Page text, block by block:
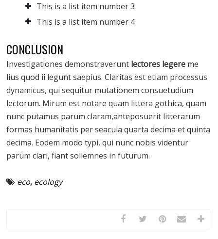
This is a list item number 3
This is a list item number 4
CONCLUSION
Investigationes demonstraverunt lectores legere me
lius quod ii legunt saepius. Claritas est etiam processus
dynamicus, qui sequitur mutationem consuetudium
lectorum. Mirum est notare quam littera gothica, quam
nunc putamus parum claram,anteposuerit litterarum
formas humanitatis per seacula quarta decima et quinta
decima. Eodem modo typi, qui nunc nobis videntur
parum clari, fiant sollemnes in futurum.
eco, ecology